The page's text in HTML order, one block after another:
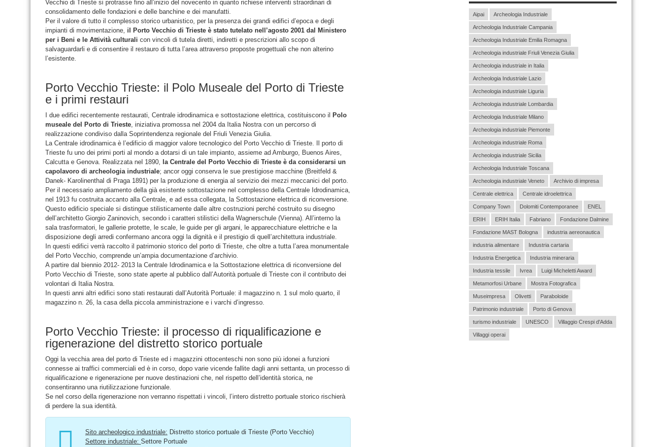
Vecchio di Trieste si protrasse fino all’inizio del novecento in quanto richiese interventi straordinari di
consolidamento delle fondazioni e delle banchine e dei manufatti.
Per il valore di tutto il complesso storico urbanistico, per la presenza dei grandi edifici d’epoca e degli
impianti di movimentazione, il Porto Vecchio di Trieste è stato tutelato nell’agosto 2001 dal Ministero
per i Beni e le Attività culturali con vincoli di tutela diretti, indiretti e prescrizioni allo scopo di
salvaguardarli e di consentire il restauro di tutta l’area attraverso proposte progettuali che non alterino
l’esistente.
Porto Vecchio Trieste: il Polo Museale del Porto di Trieste
e i primi restauri
I due edifici recentemente restaurati, Centrale idrodinamica e sottostazione elettrica, costituiscono il
Polo
museale del Porto di Trieste, iniziativa promossa nel 2004 da Italia Nostra con un percorso di
realizzazione condiviso dalla Soprintendenza regionale del Friuli Venezia Giulia.
La Centrale idrodinamica è l’edificio di maggior valore tecnologico del Porto Vecchio di Trieste. Il porto di
Trieste fu uno dei primi porti al mondo a dotarsi di un tale impianto, assieme ad Amburgo, Buenos Aires,
Calcutta e Genova. Realizzata nel 1890, la Centrale del Porto Vecchio di Trieste è da considerarsi un
capolavoro di archeologia industriale; ancor oggi conserva le sue prestigiose macchine (Breitfeld &
Danek- Karolinenthal di Praga 1891) per la produzione di energia al servizio dei mezzi meccanici del porto.
Per il necessario ampliamento della già esistente sottostazione nel complesso della Centrale Idrodinamica,
nel 1913 fu costruita accanto alla Centrale, e ad essa collegata, la Sottostazione elettrica di riconversione.
Questo edificio speciale si distingue stilisticamente dalle altre costruzioni perché costruito su disegno
dell’architetto Giorgio Zaninovich, secondo i caratteri stilistici della Wagnerschule (Vienna). All’interno la
sala trasformatori, le gallerie protette, le scale, le guide per gli argani, le apparecchiature elettriche e la
disposizione degli arredi confermano ancora oggi la dignità e il prestigio di quell’architettura industriale.
In questi edifici verrà raccolto il patrimonio storico del porto di Trieste, che oltre a tutta l’area monumentale
del Porto Vecchio, comprende un’ampia documentazione d’archivio.
A partire dal biennio 2012- 2013 la Centrale Idrodinamica e la Sottostazione elettrica di riconversione del
Porto Vecchio di Trieste, sono state aperte al pubblico dall’Autorità portuale di Trieste con il contributo dei
volontari di Italia Nostra.
In questi anni altri edifici sono stati restaurati dall’Autorità Portuale: il magazzino n. 1 sul molo quarto, il
magazzino n. 26, la casa della piccola amministrazione e i varchi d’ingresso.
Porto Vecchio Trieste: il processo di riqualificazione e
rigenerazione del distretto storico portuale
Oggi la vecchia area del porto di Trieste ed i magazzini ottocenteschi non sono più idonei a funzioni
connesse ai traffici commerciali ed è in corso, dopo varie vicende fallite dagli anni settanta, un processo di
riqualificazione e rigenerazione per nuove destinazioni che, nel rispetto dell’identità storica, ne
consentiranno una riutilizzazione funzionale.
Se nel corso della rigenerazione non verranno rispettati i vincoli, l’intero distretto portuale storico rischierà
di perdere la sua identità.
Sito archeologico industriale: Distretto storico portuale di Trieste (Porto Vecchio)
Settore industriale: Settore Portuale
Aipai Archeologia Industriale
Archeologia Industriale Campania
Archeologia Industriale Emilia Romagna
Archeologia industriale Friuli Venezia Giulia
Archeologia industriale in Italia
Archeologia Industriale Lazio
Archeologia industriale Liguria
Archeologia industriale Lombardia
Archeologia Industriale Milano
Archeologia industriale Piemonte
Archeologia industriale Roma
Archeologia industriale Sicilia
Archeologia Industriale Toscana
Archeologia industriale Veneto Archivio di impresa
Centrale elettrica Centrale idroelettrica
Company Town Dolomiti Contemporanee ENEL
ERIH ERIH Italia Fabriano Fondazione Dalmine
Fondazione MAST Bologna industria aereonautica
industria alimentare Industria cartaria
Industria Energetica Industria mineraria
Industria tessile Ivrea Luigi Micheletti Award
Metamorfosi Urbane Mostra Fotografica
Museimpresa Olivetti Paraboloide
Patrimonio industriale Porto di Genova
turismo industriale UNESCO Villaggio Crespi d'Adda
Villaggi operai